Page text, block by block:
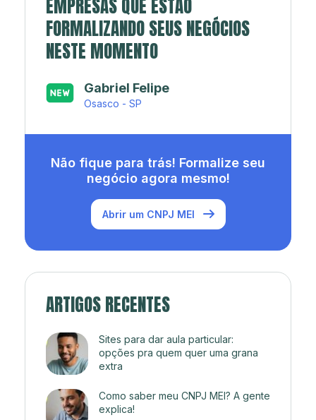
EMPRESAS QUE ESTÃO
FORMALIZANDO SEUS NEGÓCIOS
NESTE MOMENTO
Japa’s açaí e sorveteria
Rio de Janeiro - RJ
Não fique para trás! Formalize seu
negócio agora mesmo!
Abrir um CNPJ MEI
ARTIGOS RECENTES
Sites para dar aula particular:
opções pra quem quer uma grana
extra
Como saber meu CNPJ MEI? A gente
explica!